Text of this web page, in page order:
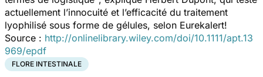
actuellement l’innocuité et l’efficacité du traitement
lyophilisé sous forme de gélules, selon Eurekalert!
Source : http://onlinelibrary.wiley.com/doi/10.1111/apt.13
969/epdf
FLORE INTESTINALE